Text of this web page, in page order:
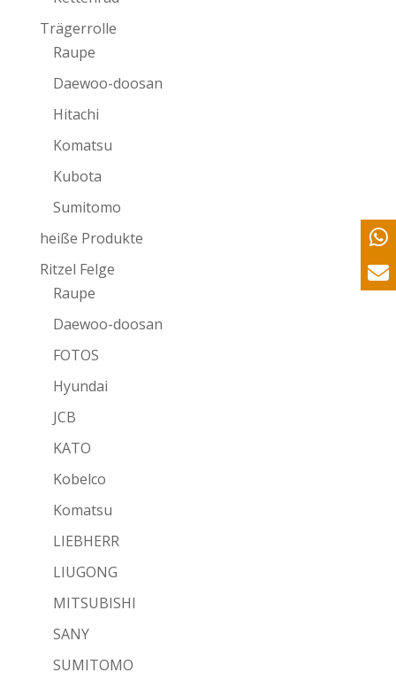
Trägerrolle
Raupe
Daewoo-doosan
Hitachi
Komatsu
Kubota
Sumitomo
heiße Produkte
Ritzel Felge
Raupe
Daewoo-doosan
FOTOS
Hyundai
JCB
KATO
Kobelco
Komatsu
LIEBHERR
LIUGONG
MITSUBISHI
SANY
SUMITOMO